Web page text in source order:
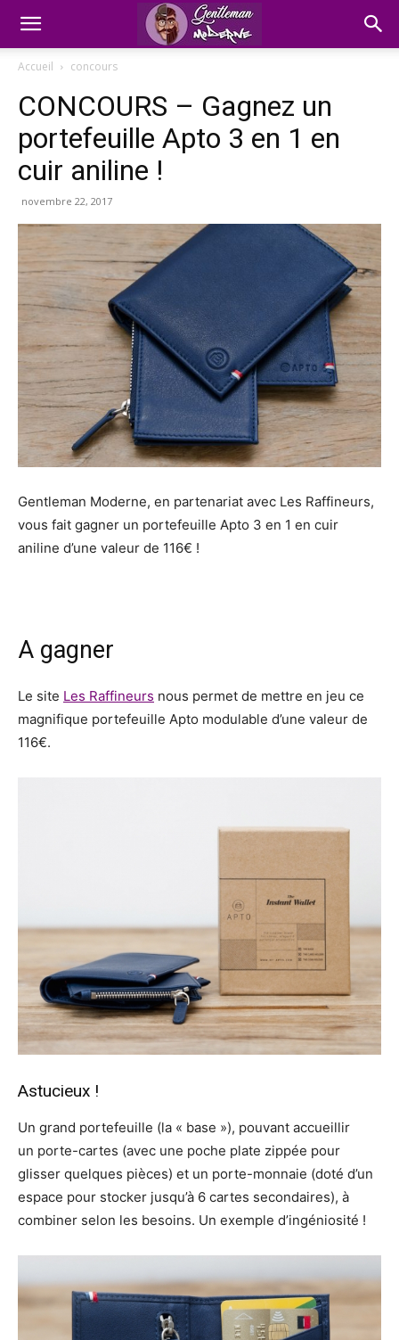
Accueil concours
CONCOURS – Gagnez un
portefeuille Apto 3 en 1 en
cuir aniline !
novembre 22, 2017
Gentleman Moderne, en partenariat avec Les Raffineurs,
vous fait gagner un portefeuille Apto 3 en 1 en cuir
aniline d’une valeur de 116€ !
A gagner
Le site Les Raffineurs nous permet de mettre en jeu ce
magnifique portefeuille Apto modulable d’une valeur de
116€.
Astucieux !
Un grand portefeuille (la « base »), pouvant accueillir
un porte-cartes (avec une poche plate zippée pour
glisser quelques pièces) et un porte-monnaie (doté d’un
espace pour stocker jusqu’à 6 cartes secondaires), à
combiner selon les besoins. Un exemple d’ingéniosité !